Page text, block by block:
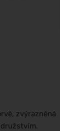
zvýrazněná